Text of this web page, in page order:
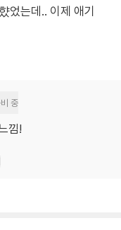
었는데.. 이제 애기
중
낌!